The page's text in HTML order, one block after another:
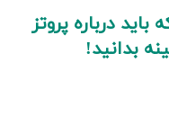
باید درباره پروتز
بدانید!